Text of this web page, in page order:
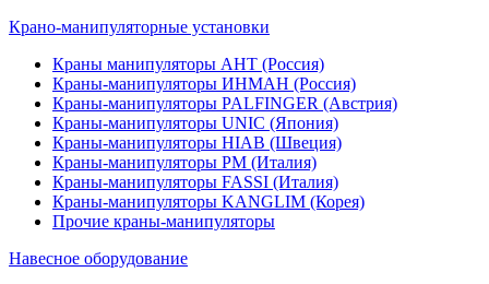
Крано-манипуляторные установки
Краны манипуляторы АНТ (Россия)
Краны-манипуляторы ИНМАН (Россия)
Краны-манипуляторы PALFINGER (Австрия)
Краны-манипуляторы UNIC (Япония)
Краны-манипуляторы HIAB (Швеция)
Краны-манипуляторы PM (Италия)
Краны-манипуляторы FASSI (Италия)
Краны-манипуляторы KANGLIM (Корея)
Прочие краны-манипуляторы
Навесное оборудование